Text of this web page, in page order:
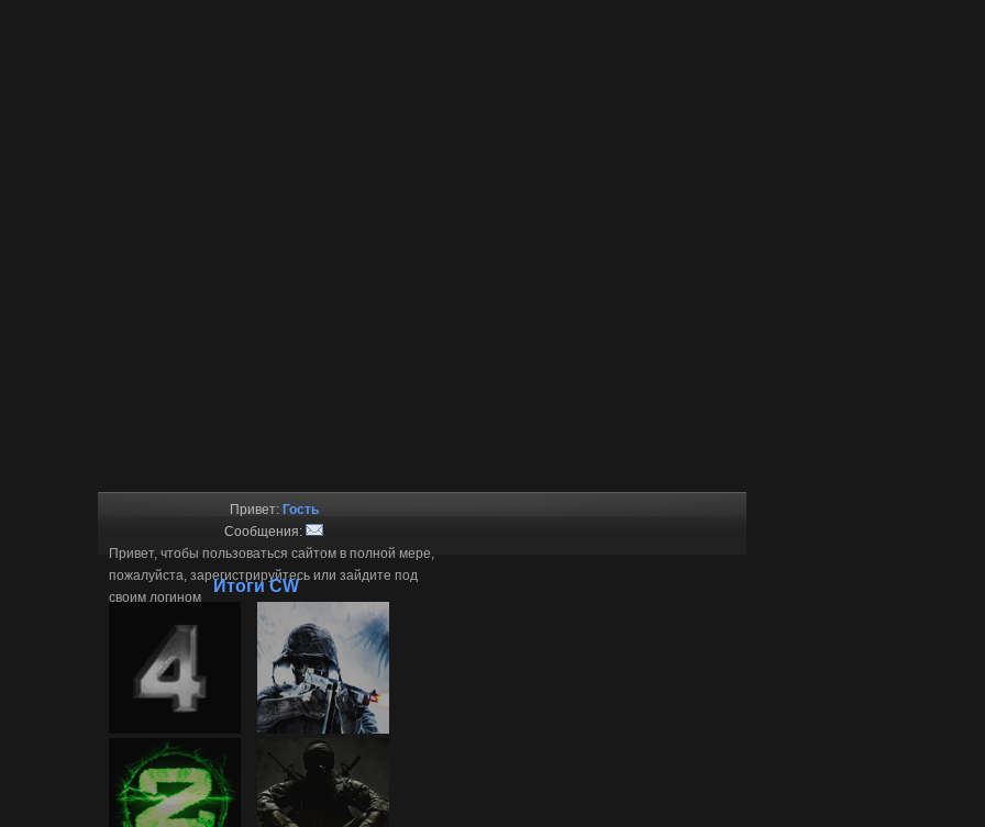
Привет: Гость
Сообщения:
Привет, чтобы пользоваться сайтом в полной мере,
пожалуйста, зарегистрируйтесь или зайдите под
своим логином
Итоги CW